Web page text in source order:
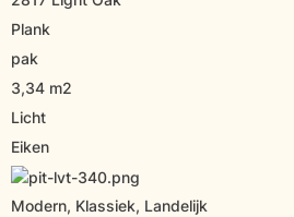
Plank
pak
3,34 m2
Licht
Eiken
Modern, Klassiek, Landelijk